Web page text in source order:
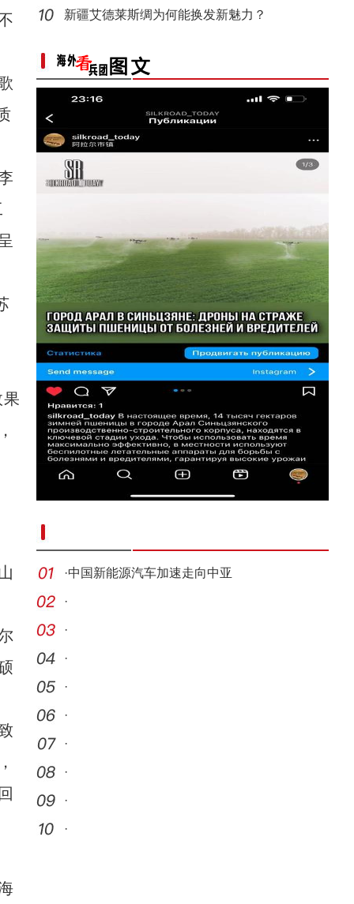
园工
新疆艾德莱斯绸为何能换发新魅力？
·中国新能源汽车加速走向中亚
·
·
·
·
·
·
·
·
·